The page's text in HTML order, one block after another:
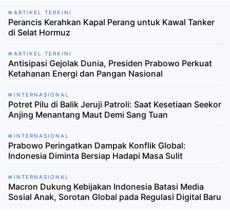
ARTIKEL TERKINI
Perancis Kerahkan Kapal Perang untuk Kawal Tanker
di Selat Hormuz
ARTIKEL TERKINI
Antisipasi Gejolak Dunia, Presiden Prabowo Perkuat
Ketahanan Energi dan Pangan Nasional
INTERNASIONAL
Potret Pilu di Balik Jeruji Patroli: Saat Kesetiaan Seekor
Anjing Menantang Maut Demi Sang Tuan
INTERNASIONAL
Prabowo Peringatkan Dampak Konflik Global:
Indonesia Diminta Bersiap Hadapi Masa Sulit
INTERNASIONAL
Macron Dukung Kebijakan Indonesia Batasi Media
Sosial Anak, Sorotan Global pada Regulasi Digital Baru